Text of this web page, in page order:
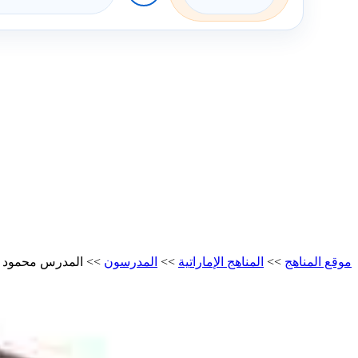
موقع المناهج >> المناهج الإماراتية >> المدرسون >> المدرس